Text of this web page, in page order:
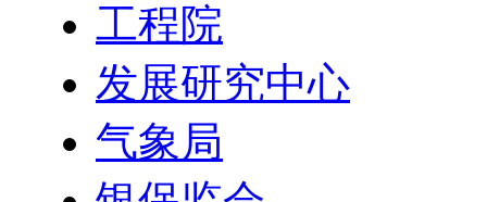
工程院
发展研究中心
气象局